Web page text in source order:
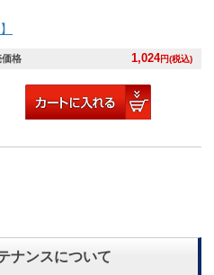
価格 1,024円(税込)
ナンスについて